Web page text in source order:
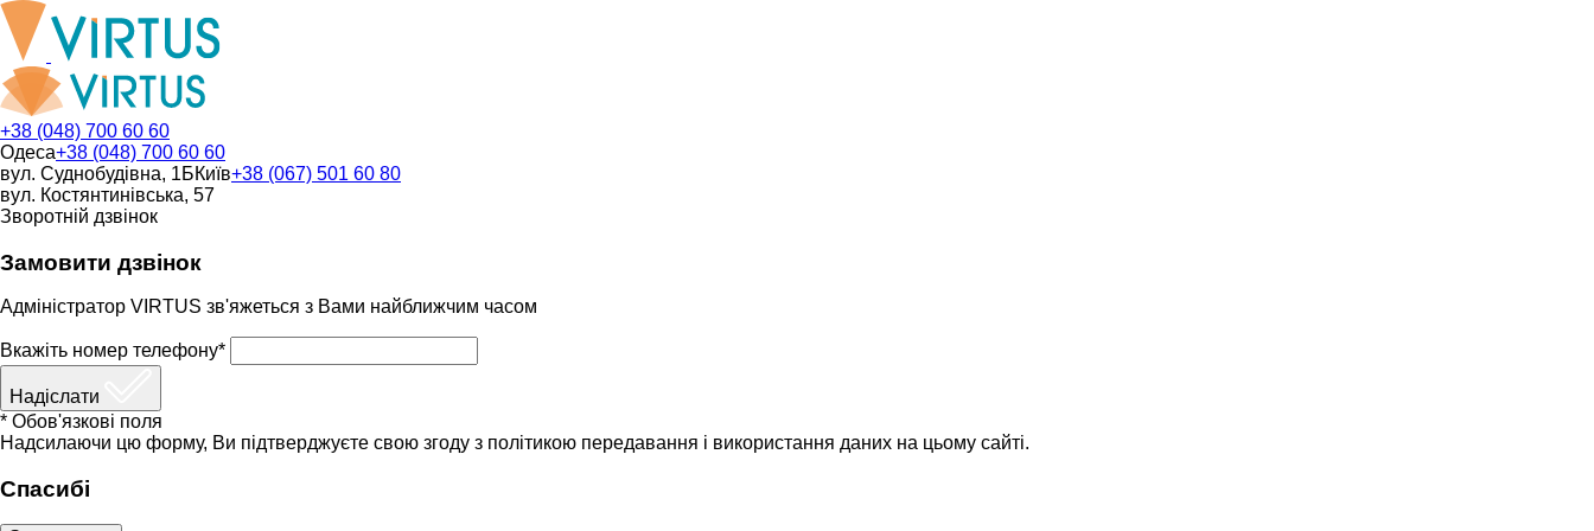
+38 (048) 700 60 60
Одеса+38 (048) 700 60 60
вул. Суднобудівна, 1БКиїв+38 (067) 501 60 80
вул. Костянтинівська, 57
Зворотній дзвінок
Замовити дзвінок
Адміністратор VIRTUS зв'яжеться з Вами найближчим часом
Вкажіть номер телефону*
Надіслати
* Обов'язкові поля
Надсилаючи цю форму, Ви підтверджуєте свою згоду з політикою передавання і використання даних на цьому сайті.
Спасибі